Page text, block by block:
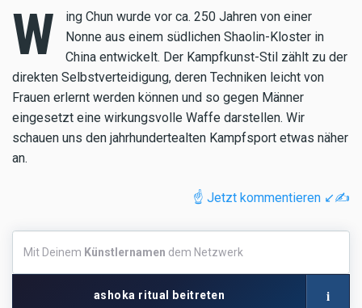
W
ing Chun wurde vor ca. 250 Jahren von einer
Nonne aus einem südlichen Shaolin-Kloster in
China entwickelt. Der Kampfkunst-Stil zählt zu der
direkten Selbstverteidigung, deren Techniken leicht von
Frauen erlernt werden können und so gegen Männer
eingesetzt eine wirkungsvolle Waffe darstellen. Wir
schauen uns den jahrhundertealten Kampfsport etwas näher
an.
☝️ Jetzt kommentieren ↙️✍️
Deinem
Künstlernamen
Mit Deinem Künstlernamen dem Netzwerk
ashoka ritual beitreten i